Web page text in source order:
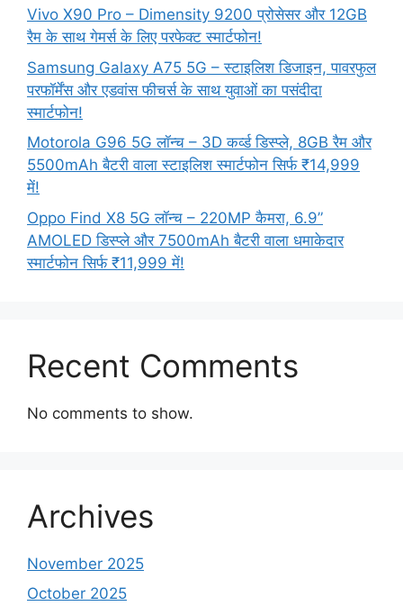
Vivo X90 Pro – Dimensity 9200 प्रोसेसर और 12GB
रैम के साथ गेमर्स के लिए परफेक्ट स्मार्टफोन!
Samsung Galaxy A75 5G – स्टाइलिश डिजाइन, पावरफुल
परफॉर्मेंस और एडवांस फीचर्स के साथ युवाओं का पसंदीदा
स्मार्टफोन!
Motorola G96 5G लॉन्च – 3D कर्व्ड डिस्प्ले, 8GB रैम और
5500mAh बैटरी वाला स्टाइलिश स्मार्टफोन सिर्फ ₹14,999
में!
Oppo Find X8 5G लॉन्च – 220MP कैमरा, 6.9”
AMOLED डिस्प्ले और 7500mAh बैटरी वाला धमाकेदार
स्मार्टफोन सिर्फ ₹11,999 में!
Recent Comments
No comments to show.
Archives
November 2025
October 2025